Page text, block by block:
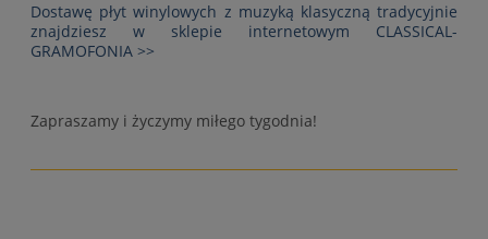
Dostawę płyt winylowych z muzyką klasyczną tradycyjnie
znajdziesz w sklepie internetowym CLASSICAL-
GRAMOFONIA >>
Zapraszamy i życzymy miłego tygodnia!